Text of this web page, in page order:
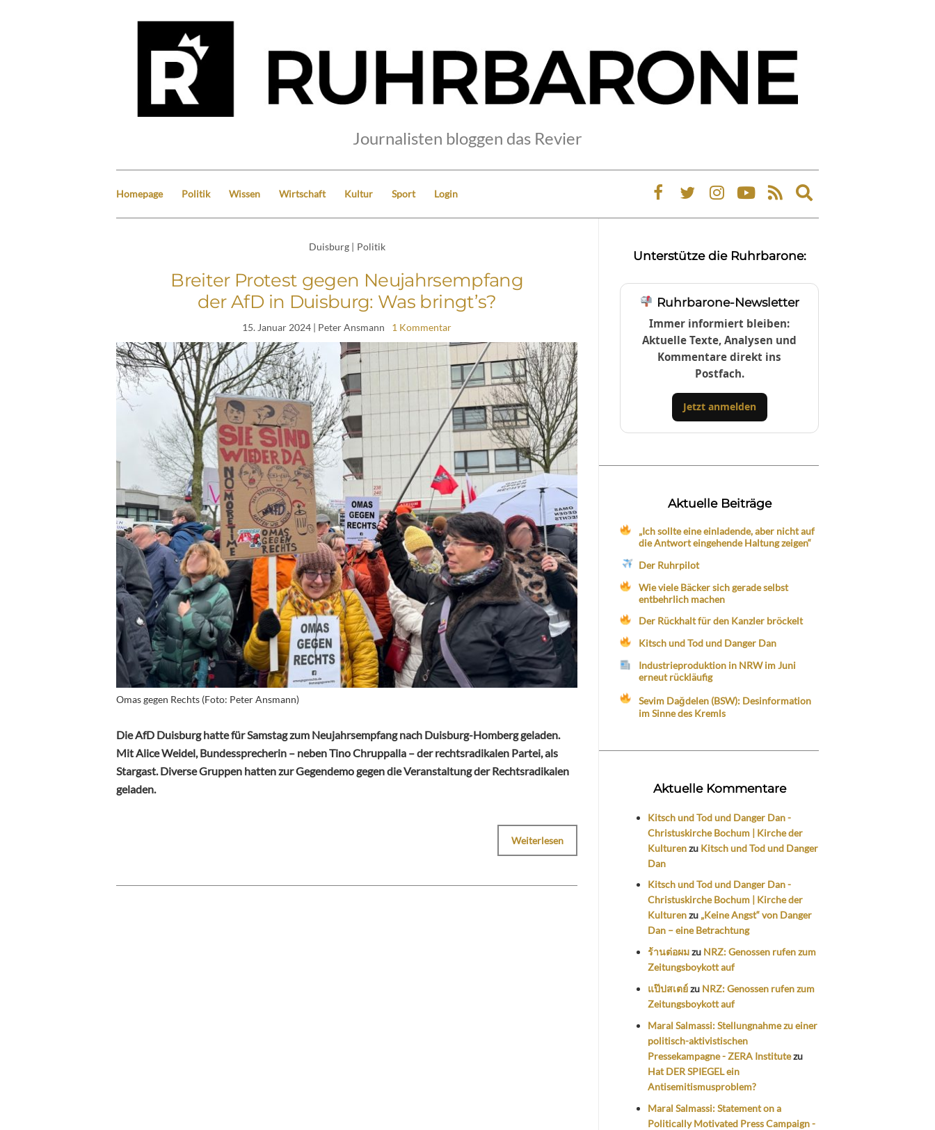
Journalisten bloggen das Revier
Homepage Politik Wissen Wirtschaft Kultur Sport Login
Expand
search
Duisburg | Politik
Breiter Protest gegen Neujahrsempfang
der AfD in Duisburg: Was bringt’s?
15. Januar 2024 | Peter Ansmann 1 Kommentar
Omas gegen Rechts (Foto: Peter Ansmann)
Die AfD Duisburg hatte für Samstag zum Neujahrsempfang nach Duisburg-Homberg geladen.
Mit Alice Weidel, Bundessprecherin – neben Tino Chruppalla – der rechtsradikalen Partei, als
Stargast. Diverse Gruppen hatten zur Gegendemo gegen die Veranstaltung der Rechtsradikalen
geladen.
Weiterlesen
Unterstütze die Ruhrbarone:
Ruhrbarone-Newsletter
Immer informiert bleiben:
Aktuelle Texte, Analysen und
Kommentare direkt ins
Postfach.
Jetzt anmelden
Aktuelle Beiträge
„Ich sollte eine einladende, aber nicht auf
die Antwort eingehende Haltung zeigen“
Der Ruhrpilot
Wie viele Bäcker sich gerade selbst
entbehrlich machen
Der Rückhalt für den Kanzler bröckelt
Kitsch und Tod und Danger Dan
Industrieproduktion in NRW im Juni
erneut rückläufig
Sevim Dağdelen (BSW): Desinformation
im Sinne des Kremls
Aktuelle Kommentare
Kitsch und Tod und Danger Dan -
Christuskirche Bochum | Kirche der
Kulturenzu Kitsch und Tod und Danger
Dan
Kitsch und Tod und Danger Dan -
Christuskirche Bochum | Kirche der
Kulturenzu „Keine Angst“ von Danger
Dan – eine Betrachtung
ร้านต่อผมzu NRZ: Genossen rufen zum
Zeitungsboykott auf
แป๊ปสเตย์zu NRZ: Genossen rufen zum
Zeitungsboykott auf
Maral Salmassi: Stellungnahme zu einer
politisch-aktivistischen
Pressekampagne - ZERA Institutezu
Hat DER SPIEGEL ein
Antisemitismusproblem?
Maral Salmassi: Statement on a
Politically Motivated Press Campaign -